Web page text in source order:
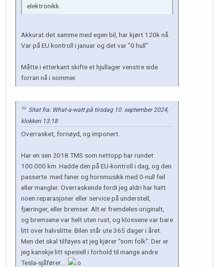
elektronikk.
Akkurat det samme med egen bil, har kjørt 120k nå.
Var på EU kontroll i januar og det var "0 hull"
Måtte i etterkant skifte et hjullager venstre side
forran nå i sommer.
Sitat fra: What-a-watt på tirsdag 10. september 2024,
klokken 13:18
Overrasket, fornøyd, og imponert.
Har en sen 2018 TMS som nettopp har rundet
100.000 km. Hadde den på EU-kontroll i dag, og den
passerte med faner og hornmusikk med 0-null feil
eller mangler. Overraskende fordi jeg aldri har hatt
noen reparasjoner eller service på understell,
fjæringer, eller bremser. Alt er fremdeles originalt,
og bremsene var helt uten rust, og klossene var bare
litt over halvslitte. Bilen står ute 365 dager i året.
Men det skal tilføyes at jeg kjører "som folk". Der er
jeg kanskje litt spesiell i forhold til mange andre
Tesla-sjåfører....